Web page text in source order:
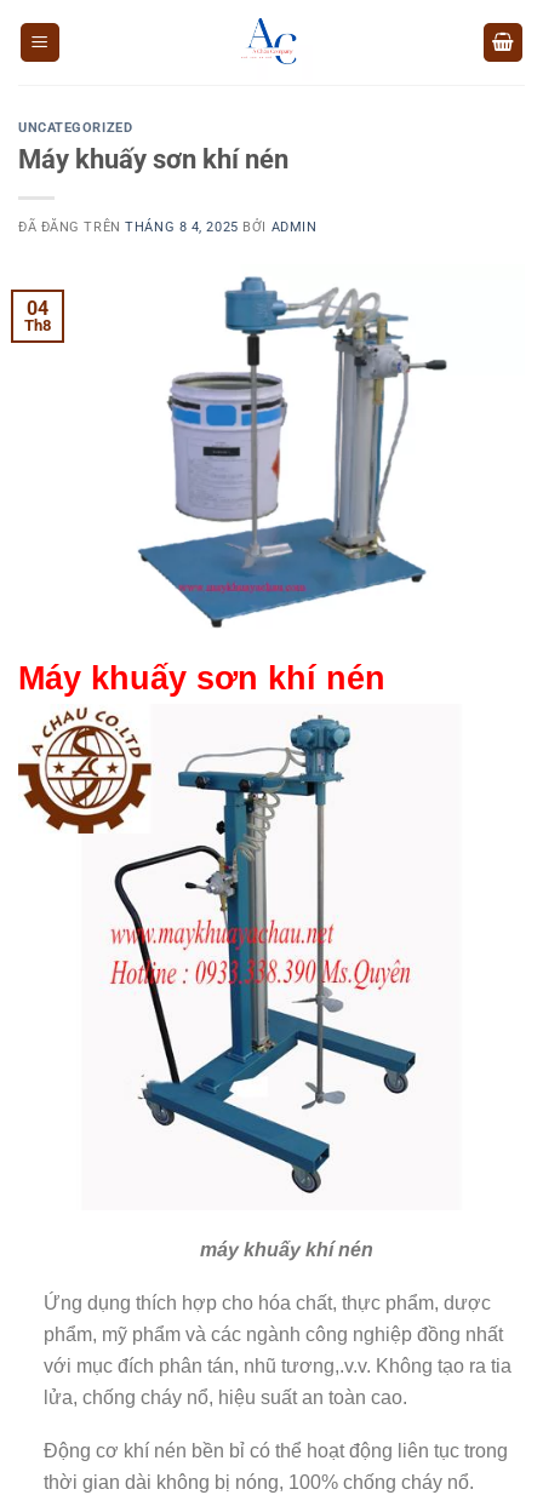
UNCATEGORIZED
Máy khuấy sơn khí nén
ĐÃ ĐĂNG TRÊNTHÁNG 8 4, 2025 BỞI ADMIN
04
Th8
Máy khuấy sơn khí nén
máy khuấy khí nén
Ứng dụng thích hợp cho hóa chất, thực phẩm, dược
phẩm, mỹ phẩm và các ngành công nghiệp đồng nhất
với mục đích phân tán, nhũ tương,.v.v. Không tạo ra tia
lửa, chống cháy nổ, hiệu suất an toàn cao.
Động cơ khí nén bền bỉ có thể hoạt động liên tục trong
thời gian dài không bị nóng, 100% chống cháy nổ.